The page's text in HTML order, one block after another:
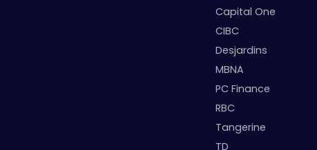
Capital One
CIBC
Desjardins
MBNA
PC Finance
RBC
Tangerine
TD